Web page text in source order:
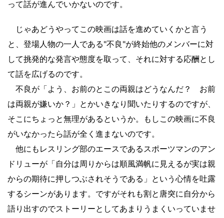
って話が進んでいかないのです。
じゃあどうやってこの映画は話を進めていくかと言う
と、登場人物の一人である"不良"が終始他のメンバーに対
して挑発的な発言や態度を取って、それに対する応酬とし
て話を広げるのです。
不良が「よう、お前のとこの両親はどうなんだ？ お前
は両親が嫌いか？」とかいきなり聞いたりするのですが、
そこにちょっと無理があるというか。もしこの映画に不良
がいなかったら話が全く進まないのです。
他にもレスリング部のエースであるスポーツマンのアン
ドリューが「自分は周りからは順風満帆に見えるが実は親
からの期待に押しつぶされそうである」という心情を吐露
するシーンがあります。ですがそれも割と唐突に自分から
語り出すのでストーリーとしてあまりうまくいっていませ